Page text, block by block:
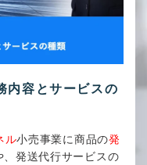
内容とサービスの
ル小売事業に商品の発
発送代行サービスの